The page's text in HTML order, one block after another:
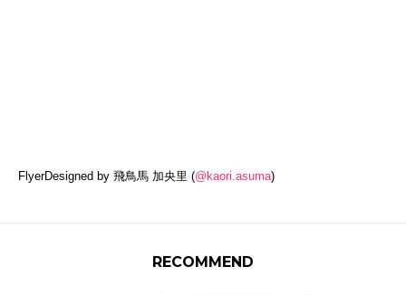
FlyerDesigned by 飛鳥馬 加央里 (@kaori.asuma)
RECOMMEND